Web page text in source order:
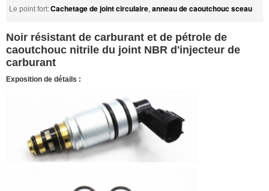
Le point fort:Cachetage de joint circulaire, anneau de caoutchouc sceau
Noir résistant de carburant et de pétrole de
caoutchouc nitrile du joint NBR d'injecteur de
carburant
Exposition de détails :